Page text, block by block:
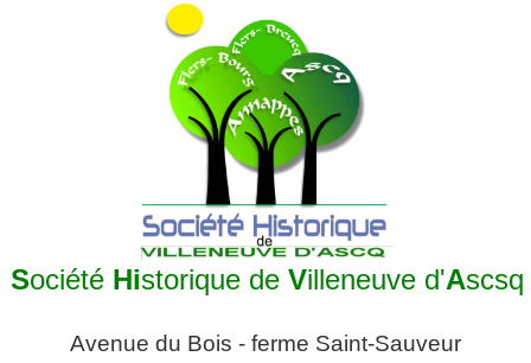
Société Historique de Villeneuve d'Ascsq
Avenue du Bois - ferme Saint-Sauveur